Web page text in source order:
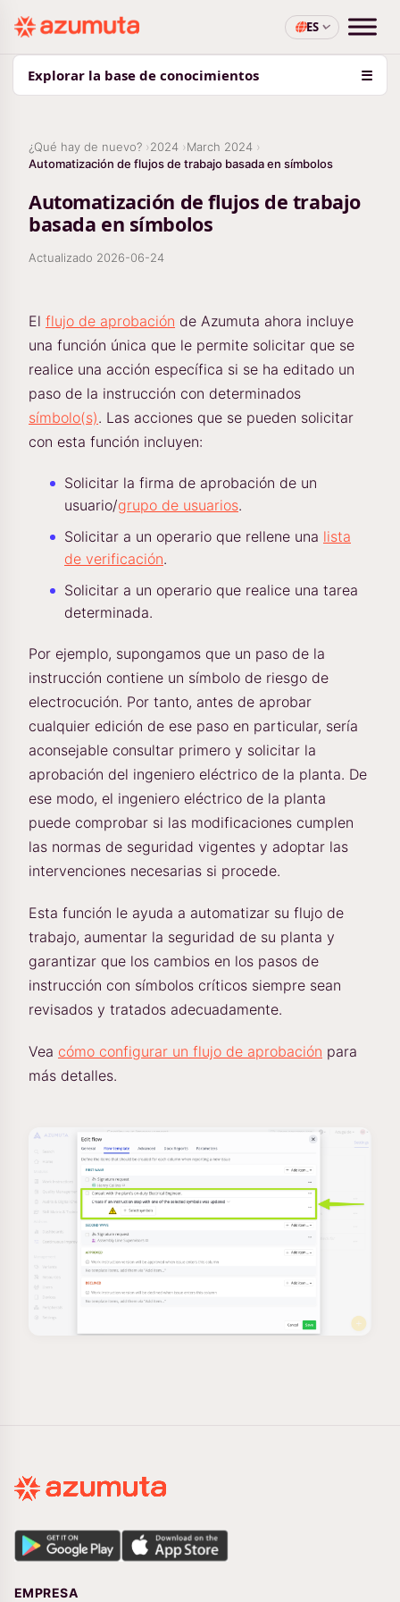
ES
Explorar la base de conocimientos ☰
¿Qué hay de nuevo? 2024
March 2024
Automatización de flujos de trabajo basada en símbolos
Automatización de flujos de trabajo
basada en símbolos
Actualizado 2026-06-24
El flujo de aprobación de Azumuta ahora incluye
una función única que le permite solicitar que se
realice una acción específica si se ha editado un
paso de la instrucción con determinados
símbolo(s). Las acciones que se pueden solicitar
con esta función incluyen:
Solicitar la firma de aprobación de un
usuario/grupo de usuarios.
Solicitar a un operario que rellene una lista
de verificación.
Solicitar a un operario que realice una tarea
determinada.
Por ejemplo, supongamos que un paso de la
instrucción contiene un símbolo de riesgo de
electrocución. Por tanto, antes de aprobar
cualquier edición de ese paso en particular, sería
aconsejable consultar primero y solicitar la
aprobación del ingeniero eléctrico de la planta. De
ese modo, el ingeniero eléctrico de la planta
puede comprobar si las modificaciones cumplen
las normas de seguridad vigentes y adoptar las
intervenciones necesarias si procede.
Esta función le ayuda a automatizar su flujo de
trabajo, aumentar la seguridad de su planta y
garantizar que los cambios en los pasos de
instrucción con símbolos críticos siempre sean
revisados y tratados adecuadamente.
Vea cómo configurar un flujo de aprobación para
más detalles.
EMPRESA